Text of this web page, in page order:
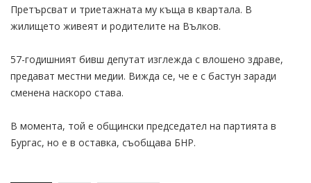
Претърсват и триетажната му къща в квартала. В
жилището живеят и родителите на Вълков.
57-годишният бивш депутат изглежда с влошено здраве,
предават местни медии. Вижда се, че е с бастун заради
сменена наскоро става.
В момента, той е общински председател на партията в
Бургас, но е в оставка, съобщава БНР.